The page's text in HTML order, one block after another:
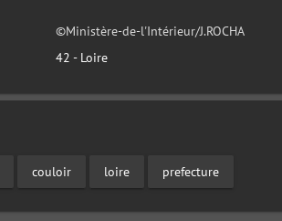
©Ministère-de-l'Intérieur/J.ROCHA
42 - Loire
couloir loire prefecture